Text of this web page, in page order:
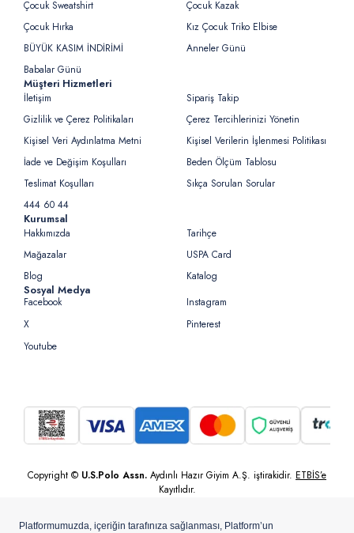
Çocuk Sweatshirt
Çocuk Kazak
Çocuk Hırka
Kız Çocuk Triko Elbise
BÜYÜK KASIM İNDİRİMİ
Anneler Günü
Babalar Günü
Müşteri Hizmetleri
İletişim
Sipariş Takip
Gizlilik ve Çerez Politikaları
Çerez Tercihlerinizi Yönetin
Kişisel Veri Aydınlatma Metni
Kişisel Verilerin İşlenmesi Politikası
İade ve Değişim Koşulları
Beden Ölçüm Tablosu
Teslimat Koşulları
Sıkça Sorulan Sorular
444 60 44
Kurumsal
Hakkımızda
Tarihçe
Mağazalar
USPA Card
Blog
Katalog
Sosyal Medya
Facebook
Instagram
X
Pinterest
Youtube
Copyright © U.S.Polo Assn. Aydınlı Hazır Giyim A.Ş. iştirakidir. ETBİS’e
Kayıtlıdır.